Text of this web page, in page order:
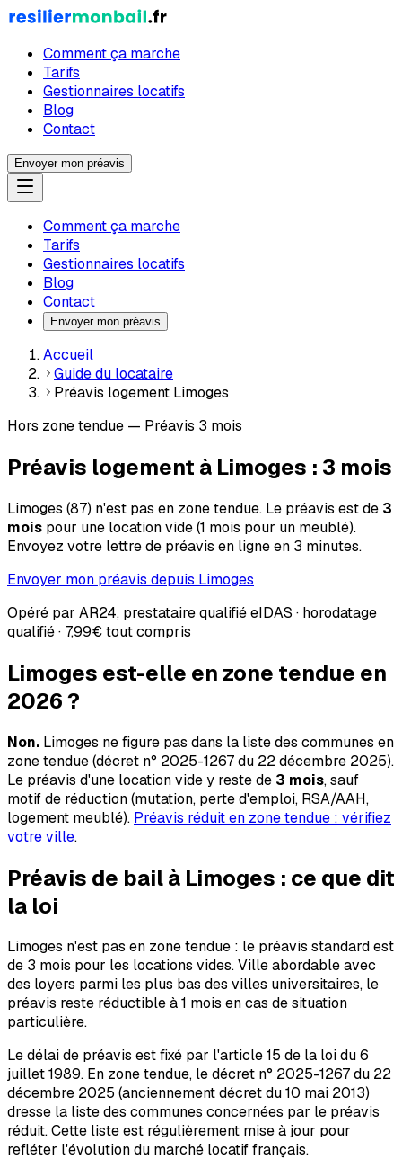
Comment ça marche
Tarifs
Gestionnaires locatifs
Blog
Contact
Envoyer mon préavis
Comment ça marche
Tarifs
Gestionnaires locatifs
Blog
Contact
Envoyer mon préavis
Accueil
Guide du locataire
Préavis logement Limoges
Hors zone tendue — Préavis 3 mois
Préavis logement à Limoges : 3 mois
Limoges (87) n'est pas en zone tendue. Le préavis est de 3
mois pour une location vide (1 mois pour un meublé).
Envoyez votre lettre de préavis en ligne en 3 minutes.
Envoyer mon préavis depuis Limoges
Opéré par AR24, prestataire qualifié eIDAS · horodatage
qualifié · 7,99€tout compris
Limoges est-elle en zone tendue en
2026 ?
Non. Limoges ne figure pas dans la liste des communes en
zone tendue (décret n° 2025-1267 du 22 décembre 2025).
Le préavis d'une location vide y reste de 3 mois, sauf
motif de réduction (mutation, perte d'emploi, RSA/AAH,
logement meublé). Préavis réduit en zone tendue : vérifiez
votre ville.
Préavis de bail à Limoges : ce que dit
la loi
Limoges n'est pas en zone tendue : le préavis standard est
de 3 mois pour les locations vides. Ville abordable avec
des loyers parmi les plus bas des villes universitaires, le
préavis reste réductible à 1 mois en cas de situation
particulière.
Le délai de préavis est fixé par l'article 15 de la loi du 6
juillet 1989. En zone tendue, le décret n° 2025-1267 du 22
décembre 2025 (anciennement décret du 10 mai 2013)
dresse la liste des communes concernées par le préavis
réduit. Cette liste est régulièrement mise à jour pour
refléter l'évolution du marché locatif français.